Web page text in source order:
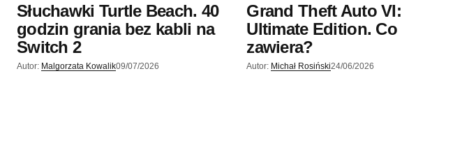
Słuchawki Turtle Beach. 40
godzin grania bez kabli na
Switch 2
Autor: Malgorzata Kowalik09/07/2026
Grand Theft Auto VI:
Ultimate Edition. Co
zawiera?
Autor: Michał Rosiński24/06/2026